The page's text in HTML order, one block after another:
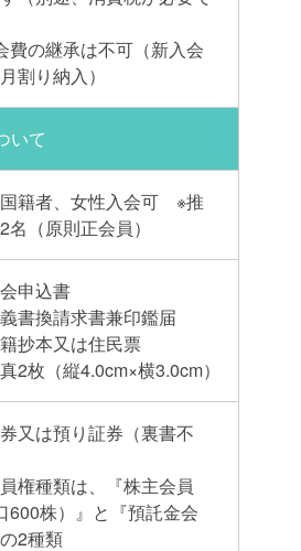
費の継承は不可（新入会
割り納入）
いて
籍者、女性入会可 ※推
名（原則正会員）
会申込書
義書換請求書兼印鑑届
籍抄本又は住民票
真2枚（縦4.0cm×横3.0cm）
券又は預り証券（裏書不
権種類は、『株主会員
600株）』と『預託金会
2種類